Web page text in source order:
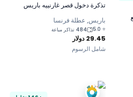
تذكرة دخول قصر غارنييه باريس
باريس, عطلة فرنسا
5.0 484 تذاكر مباعة
29.45دولار
شامل الرسوم